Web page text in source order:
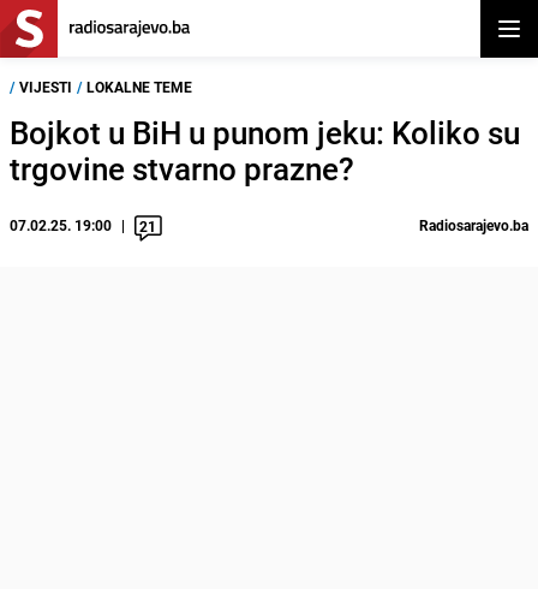
/ VIJESTI / LOKALNE TEME
Bojkot u BiH u punom jeku: Koliko su
trgovine stvarno prazne?
07.02.25. 19:00 21 Radiosarajevo.ba